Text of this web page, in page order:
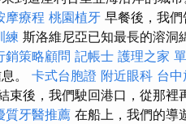
摩療程 桃園植牙 早餐後，我
練 斯洛維尼亞已知最長的溶洞
銷策略顧問 記帳士 護理之家
。 卡式台胞證 附近眼科 台
束後，我們駛回港口，從那
質牙醫推薦 在船上，我們的導